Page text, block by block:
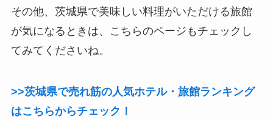
その他、茨城県で美味しい料理がいただける旅館
が気になるときは、こちらのページもチェックし
てみてくださいね。
>>茨城県で売れ筋の人気ホテル・旅館ランキング
はこちらからチェック！